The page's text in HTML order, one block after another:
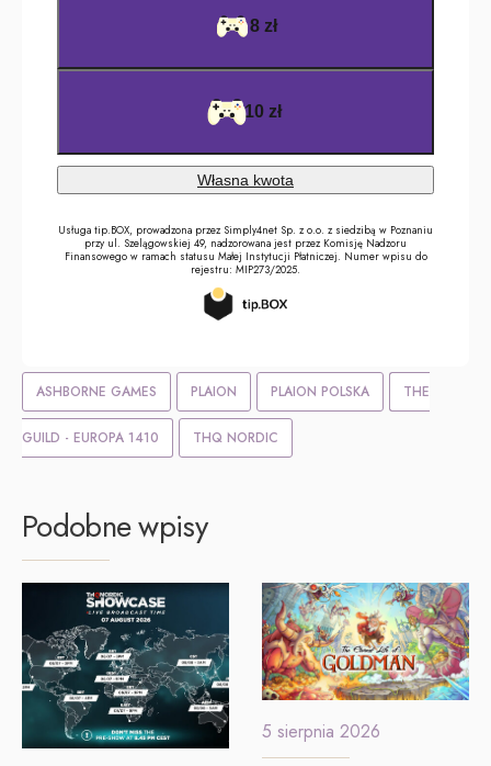
ASHBORNE GAMES PLAION PLAION POLSKA THE
GUILD - EUROPA 1410 THQ NORDIC
Podobne wpisy
5 sierpnia 2026